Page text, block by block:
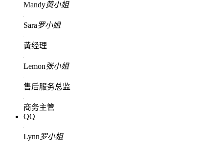
Mandy黄小姐
Sara罗小姐
黄经理
Lemon张小姐
售后服务总监
商务主管
QQ
Lynn罗小姐